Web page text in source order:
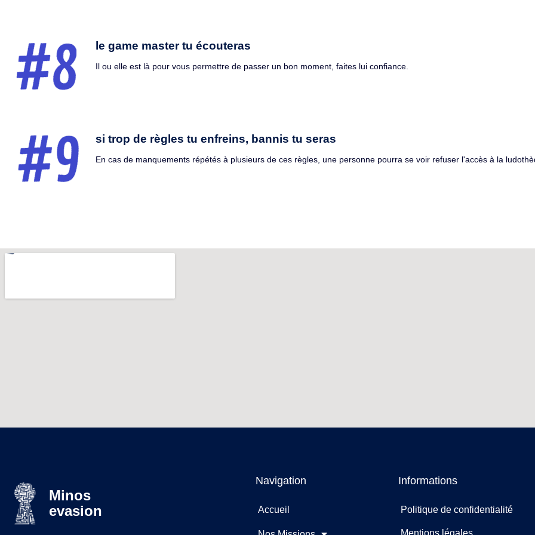
le game master tu écouteras
Il ou elle est là pour vous permettre de passer un bon moment, faites lui confiance.
si trop de règles tu enfreins, bannis tu seras
En cas de manquements répétés à plusieurs de ces règles, une personne pourra se voir refuser l'accès à la
Minos
evasion
Navigation
Accueil
Informations
Politique de confidentialité
Mentions légales